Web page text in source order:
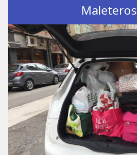
Maleteros